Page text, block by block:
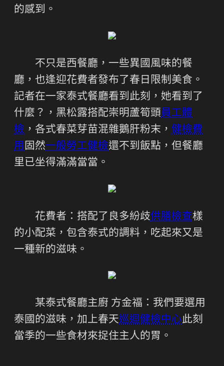
的感到。
不只是西餐廳，一些異國風味的餐
廳，也逢迎花費者發布了春日限制美食。
記者在一家泰式餐廳看到此刻，她看到了
什麼？，黑松露搭配崇明蘆筍頭員工體
檢 ，各式春菜芽苗混雜鵝肝粉末， 健檢費
用 固然一般勞工健檢還不到飯點，但餐廳
里已坐得滿滿當當。
花費者：搭配了良多紛歧供膳檢查樣
的小配菜，包含泰式的調料，吃起來又是
一種新的滋味。
某泰式餐廳主廚 方金福：我們要選用
泰國的滋味，加上春天巡迴健檢中心此刻
當季的一些食材來捉住主人的胃。